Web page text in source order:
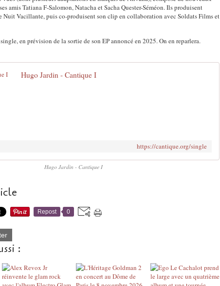
amis Tatiana F-Salomon, Natacha et Sacha Quester-Séméon. Ils produisent
Nuit Vacillante, puis co-produisent son clip en collaboration avec Soldats Films et
en prévision de la sortie de son EP annoncé en 2025. On en reparlera.
Hugo Jardin - Cantique I
https://cantique.org/single
Hugo Jardin - Cantique I
Repost 0
: